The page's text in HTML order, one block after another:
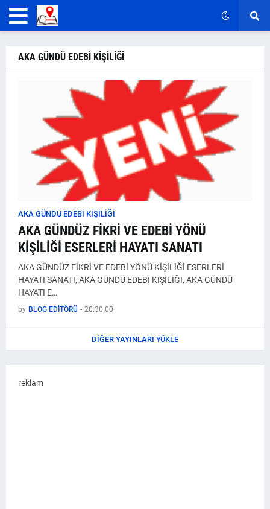
AKA GÜNDÜ EDEBİ KİŞİLİĞİ
AKA GÜNDÜ EDEBİ KİŞİLİĞİ
AKA GÜNDÜZ FİKRİ VE EDEBİ YÖNÜ
KİŞİLİĞİ ESERLERİ HAYATI SANATI
AKA GÜNDÜZ FİKRİ VE EDEBİ YÖNÜ KİŞİLİĞİ ESERLERİ
HAYATI SANATI, AKA GÜNDÜ EDEBİ KİŞİLİĞİ, AKA GÜNDÜ
HAYATI E…
by BLOG EDİTÖRÜ - 20:30:00
DIĞER YAYINLARI YÜKLE
reklam